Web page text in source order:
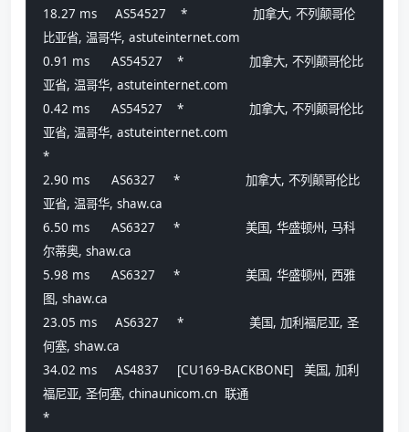
18.27 ms     AS54527    *                  加拿大, 不列颠哥伦
比亚省, 温哥华, astuteinternet.com
0.91 ms      AS54527    *                  加拿大, 不列颠哥伦比
亚省, 温哥华, astuteinternet.com
0.42 ms      AS54527    *                  加拿大, 不列颠哥伦比
亚省, 温哥华, astuteinternet.com
*
2.90 ms      AS6327     *                  加拿大, 不列颠哥伦比
亚省, 温哥华, shaw.ca
6.50 ms      AS6327     *                  美国, 华盛顿州, 马科
尔蒂奥, shaw.ca
5.98 ms      AS6327     *                  美国, 华盛顿州, 西雅
图, shaw.ca
23.05 ms     AS6327     *                  美国, 加利福尼亚, 圣
何塞, shaw.ca
34.02 ms     AS4837     [CU169-BACKBONE]   美国, 加利
福尼亚, 圣何塞, chinaunicom.cn  联通
*